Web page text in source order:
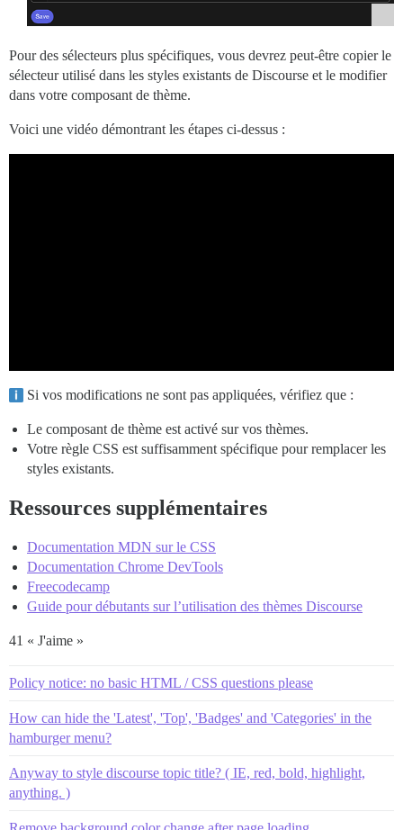
Pour des sélecteurs plus spécifiques, vous devrez peut-être copier le
sélecteur utilisé dans les styles existants de Discourse et le modifier
dans votre composant de thème.
Voici une vidéo démontrant les étapes ci-dessus :
Si vos modifications ne sont pas appliquées, vérifiez que :
Le composant de thème est activé sur vos thèmes.
Votre règle CSS est suffisamment spécifique pour remplacer les
styles existants.
Ressources supplémentaires
Documentation MDN sur le CSS
Documentation Chrome DevTools
Freecodecamp
Guide pour débutants sur l’utilisation des thèmes Discourse
41 « J'aime »
Policy notice: no basic HTML / CSS questions please
How can hide the 'Latest', 'Top', 'Badges' and 'Categories' in the
hamburger menu?
Anyway to style discourse topic title? ( IE, red, bold, highlight,
anything. )